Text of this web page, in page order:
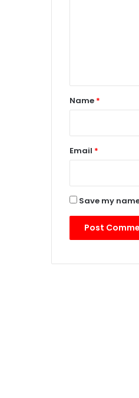
*
Name *
Email *
Save my